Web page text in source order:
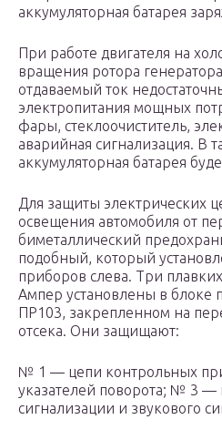
аккумуляторная батарея
При работе двигателя на
вращения ротора
отдаваемый ток
электропитания мощных
фары, стеклоочиститель,
аварийная сигнализация. В
аккумуляторная батарея
Для защиты электрических
освещения автомобиля от
биметаллический
подобный, который
приборов слева. Три
Ампер установлены в блоке
ПР103, закрепленном на
отсека. Они защищают:
№ 1 — цепи контрольных
указателей поворота; № 3 —
сигнализации и звукового